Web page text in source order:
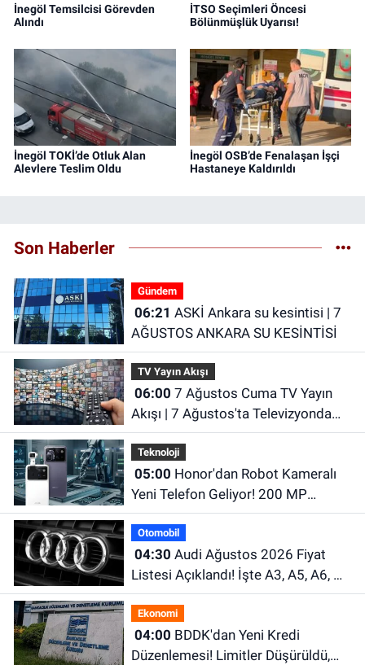
İnegöl Temsilcisi Görevden
Alındı
İTSO Seçimleri Öncesi
Bölünmüşlük Uyarısı!
İnegöl TOKİ’de Otluk Alan
Alevlere Teslim Oldu
İnegöl OSB’de Fenalaşan İşçi
Hastaneye Kaldırıldı
Son Haberler
Gündem
06:21
AĞUSTOS ANKARA SU KESİNTİSİ
TV Yayın Akışı
06:00
Akışı | 7 Ağustos'ta Televizyonda
Neler Var? TRT 1, TV8, NOW TV,
Show TV, ATV, Star TV...
Teknoloji
05:00
Yeni Telefon Geliyor! 200 MP
Kamera ve Dev Batarya Dikkat
Çekiyor
Otomobil
04:30
Listesi Açıklandı! İşte A3, A5, A6, Q
Serisi ve e-tron Modellerinin Güncel
Fiyatları
Ekonomi
04:00
Düzenlemesi! Limitler Düşürüldü,